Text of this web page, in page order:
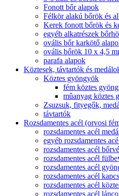
Fonott bőr alapok
Félkör alakú bőrök és
Kerek fonott bőrök és
egyéb alkatrészek
ovális bőr karkötő
ovális bőrök 10 x 4,5
parafa alapok
Köztesek, távtartók és
Köztes gyöngyök
fém köztes
mûanyag köztes
Zsuzsuk, fityegők,
távtartók
Rozsdamentes acél (orvosi
rozsdamentes acél
egyéb rozsdamentes
rozsdamentes acél
rozsdamentes acél
rozsdamentes acél
rozsdamentes acél
rozsdamentes acél
rozsdamentes acél